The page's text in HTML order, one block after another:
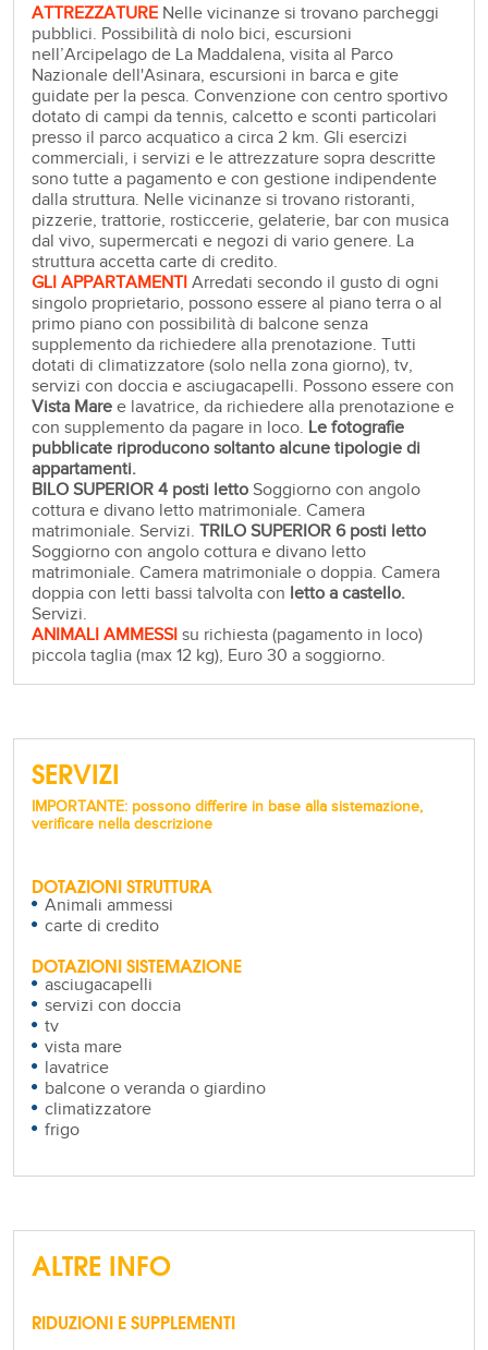
ATTREZZATURE Nelle vicinanze si trovano parcheggi
pubblici. Possibilità di nolo bici, escursioni
nell’Arcipelago de La Maddalena, visita al Parco
Nazionale dell'Asinara, escursioni in barca e gite
guidate per la pesca. Convenzione con centro sportivo
dotato di campi da tennis, calcetto e sconti particolari
presso il parco acquatico a circa 2 km. Gli esercizi
commerciali, i servizi e le attrezzature sopra descritte
sono tutte a pagamento e con gestione indipendente
dalla struttura. Nelle vicinanze si trovano ristoranti,
pizzerie, trattorie, rosticcerie, gelaterie, bar con musica
dal vivo, supermercati e negozi di vario genere. La
struttura accetta carte di credito.
GLI APPARTAMENTI Arredati secondo il gusto di ogni
singolo proprietario, possono essere al piano terra o al
primo piano con possibilità di balcone senza
supplemento da richiedere alla prenotazione. Tutti
dotati di climatizzatore (solo nella zona giorno), tv,
servizi con doccia e asciugacapelli. Possono essere con
Vista Mare e lavatrice, da richiedere alla prenotazione e
con supplemento da pagare in loco. Le fotografie
pubblicate riproducono soltanto alcune tipologie di
appartamenti.
BILO SUPERIOR 4 posti letto Soggiorno con angolo
cottura e divano letto matrimoniale. Camera
matrimoniale. Servizi.TRILO SUPERIOR 6 posti letto
Soggiorno con angolo cottura e divano letto
matrimoniale. Camera matrimoniale o doppia. Camera
doppia con letti bassi talvolta con letto a castello.
Servizi.
ANIMALI AMMESSI su richiesta (pagamento in loco)
piccola taglia (max 12 kg), Euro 30 a soggiorno.
SERVIZI
IMPORTANTE: possono differire in base alla sistemazione,
verificare nella descrizione
DOTAZIONI STRUTTURA
Animali ammessi
carte di credito
DOTAZIONI SISTEMAZIONE
asciugacapelli
servizi con doccia
tv
vista mare
lavatrice
balcone o veranda o giardino
climatizzatore
frigo
ALTRE INFO
RIDUZIONI E SUPPLEMENTI